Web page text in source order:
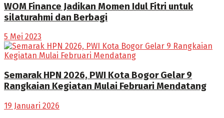
WOM Finance Jadikan Momen Idul Fitri untuk
silaturahmi dan Berbagi
5 Mei 2023
Semarak HPN 2026, PWI Kota Bogor Gelar 9
Rangkaian Kegiatan Mulai Februari Mendatang
19 Januari 2026